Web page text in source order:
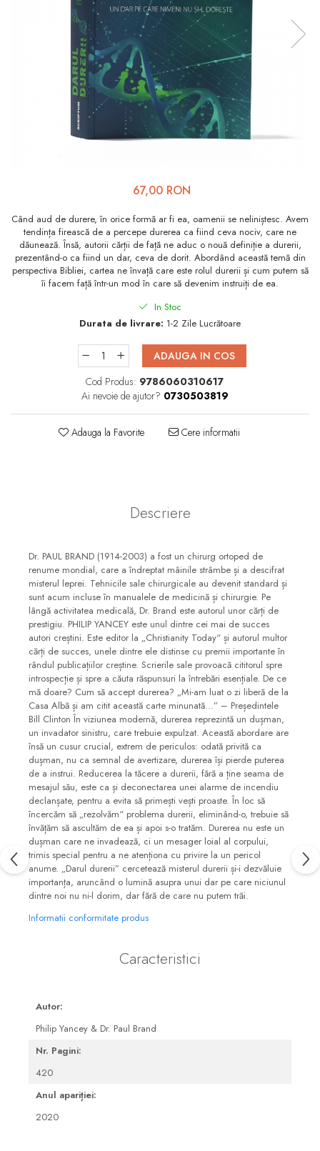
Viața de Familie
Prietenie, Logodnă și
Cărți de Colorat
Adolescenți și Tineri
Păstorirea Bisericii
Conducerea și Păstorirea
Bisericii
Lideri
Lucrarea cu Copiii și Tinerii
Grupuri Mici
Închinare prin Muzică
Apologetică
Devoționale/Meditații
Romane, Nuvele și Povestiri
Reviste
Poezii
67,00 RON
Când aud de durere, în orice formă ar fi ea, oamenii se neliniștesc. Avem
tendința firească de a percepe durerea ca fiind ceva nociv, care ne
dăunează. Însă, autorii cărții de față ne aduc o nouă definiție a durerii,
prezentând-o ca fiind un dar, ceva de dorit. Abordând această temă din
perspectiva Bibliei, cartea ne învață care este rolul durerii și cum putem să
îi facem față într-un mod în care să devenim instruiți de ea.
In Stoc
Durata de livrare: 1-2 Zile Lucrătoare
ADAUGA IN COS
Cod Produs: 9786060310617
Ai nevoie de ajutor? 0730503819
Adauga la Favorite Cere informatii
Descriere
Dr. PAUL BRAND (1914-2003) a fost un chirurg ortoped de
renume mondial, care a îndreptat mâinile strâmbe și a descifrat
misterul leprei. Tehnicile sale chirurgicale au devenit standard și
sunt acum incluse în manualele de medicină și chirurgie. Pe
lângă activitatea medicală, Dr. Brand este autorul unor cărți de
prestigiu. PHILIP YANCEY este unul dintre cei mai de succes
autori creștini. Este editor la „Christianity Today“ și autorul multor
cărți de succes, unele dintre ele distinse cu premii importante în
rândul publicațiilor creștine. Scrierile sale provoacă cititorul spre
introspecție și spre a căuta răspunsuri la întrebări esențiale. De ce
mă doare? Cum să accept durerea? „Mi-am luat o zi liberă de la
Casa Albă și am citit această carte minunată...” – Președintele
Bill Clinton În viziunea modernă, durerea reprezintă un dușman,
un invadator sinistru, care trebuie expulzat. Această abordare are
însă un cusur crucial, extrem de periculos: odată privită ca
dușman, nu ca semnal de avertizare, durerea își pierde puterea
de a instrui. Reducerea la tăcere a durerii, fără a ține seama de
mesajul său, este ca și deconectarea unei alarme de incendiu
declanșate, pentru a evita să primești vești proaste. În loc să
încercăm să „rezolvăm“ problema durerii, eliminând-o, trebuie să
învățăm să ascultăm de ea și apoi s-o tratăm. Durerea nu este un
dușman care ne invadează, ci un mesager loial al corpului,
trimis special pentru a ne atenționa cu privire la un pericol
anume. „Darul durerii” cercetează misterul durerii și-i dezvăluie
importanța, aruncând o lumină asupra unui dar pe care niciunul
dintre noi nu ni-l dorim, dar fără de care nu putem trăi.
Informatii conformitate produs
Caracteristici
Autor:
Philip Yancey & Dr. Paul Brand
Nr. Pagini:
420
Anul apariției:
2020